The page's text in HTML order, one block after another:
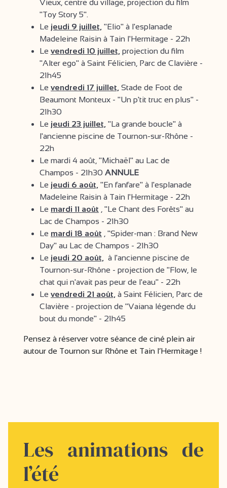
Vieux, centre du village, projection du film
"Toy Story 5".
Le jeudi 9 juillet, "Elio" à l'esplanade
Madeleine Raisin à Tain l'Hermitage - 22h
Le vendredi 10 juillet, projection du film
"Alter ego" à Saint Félicien, Parc de Clavière -
21h45
Le vendredi 17 juillet, Stade de Foot de
Beaumont Monteux - "Un p'tit truc en plus" -
21h30
Le jeudi 23 juillet, "La grande boucle" à
l'ancienne piscine de Tournon-sur-Rhône -
22h
Le mardi 4 août, "Michaël" au Lac de
Champos - 21h30 ANNULE
Le jeudi 6 août, "En fanfare" à l'esplanade
Madeleine Raisin à Tain l'Hermitage - 22h
Le mardi 11 août , "Le Chant des Forêts" au
Lac de Champos - 21h30
Le mardi 18 août , "Spider-man : Brand New
Day" au Lac de Champos - 21h30
Le jeudi 20 août,
à l'ancienne piscine de
Tournon-sur-Rhône - projection de "Flow, le
chat qui n'avait pas peur de l'eau" - 22h
Le vendredi 21 août, à Saint Félicien, Parc de
Clavière - projection de "Vaiana légende du
bout du monde" - 21h45
Pensez à réserver votre séance de ciné plein air
autour de Tournon sur Rhône et Tain l’Hermitage !
Les animations de
l’été